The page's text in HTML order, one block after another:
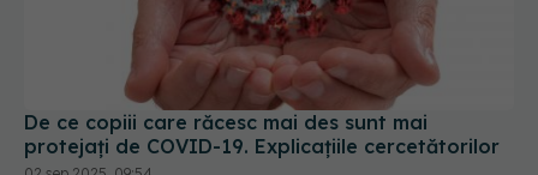
De ce copiii care răcesc mai des sunt mai
protejați de COVID-19. Explicațiile cercetătorilor
02 sep 2025, 09:54